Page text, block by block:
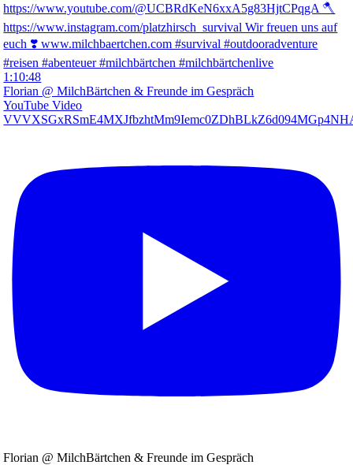
1:10:48
Florian @ MilchBärtchen & Freunde im Gespräch
YouTube Video
Florian @ MilchBärtchen & Freunde im Gespräch